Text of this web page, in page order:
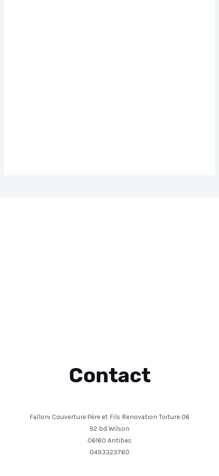
Contact
Falloni Couverture Père et Fils Renovation Toiture 06
92 bd Wilson
06160 Antibes
0493323760